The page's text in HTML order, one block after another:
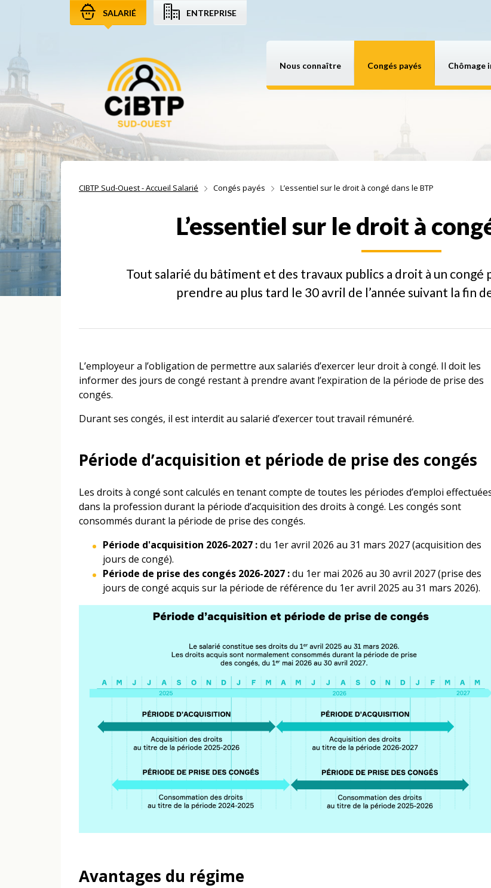
Aller au contenu
Aller à la recherche
Aller à la navigation
SALARIÉ ENTREPRISE
Nous connaître Congés payés Chômage
CIBTP Sud-Ouest - Accueil Salarié Congés payés L’essentiel sur le droit à congé dans le BTP
L’essentiel sur le droit à
Tout salarié du bâtiment et des travaux publics a droit à un congé
prendre au plus tard le 30 avril de l’année suivant la fin
L’employeur a l’obligation de permettre aux salariés d’exercer leur droit à congé. Il doit les
informer des jours de congé restant à prendre avant l’expiration de la période de prise des
congés.
Durant ses congés, il est interdit au salarié d’exercer tout travail rémunéré.
Période d’acquisition et période de prise des congés
Les droits à congé sont calculés en tenant compte de toutes les périodes d’emploi
dans la profession durant la période d’acquisition des droits à congé. Les congés sont
consommés durant la période de prise des congés.
Période d'acquisition 2026-2027 :du 1er avril 2026 au 31 mars 2027 (acquisition des
jours de congé).
Période de prise des congés 2026-2027 :du 1er mai 2026 au 30 avril 2027 (prise des
jours de congé acquis sur la période de référence du 1er avril 2025 au 31 mars 2026).
Avantages du régime